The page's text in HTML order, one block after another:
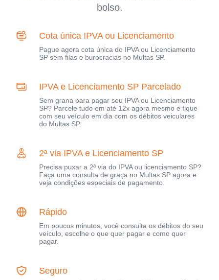
bolso.
Cota única IPVA ou Licenciamento
Pague agora cota única do IPVA ou Licenciamento
SP sem filas e burocracias no Multas SP.
IPVA e Licenciamento SP Parcelado
Sem grana para pagar seu IPVA ou Licenciamento
SP? Parcele tudo em até 12x agora mesmo e fique
com seu veículo em dia com os débitos veiculares
do Multas SP.
2ª via IPVA e Licenciamento SP
Precisa puxar a 2ª via do IPVA ou licenciamento SP?
Faça uma consulta de graça no Multas SP agora e
veja condições especiais de pagamento.
Rápido
Em poucos minutos, você consulta os débitos do seu
veículo, escolhe o que quer pagar e como quer
pagar.
Seguro